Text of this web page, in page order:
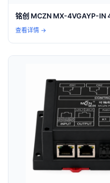
铭创 MCZN MX-4VGAYP-IN
查看详情 →